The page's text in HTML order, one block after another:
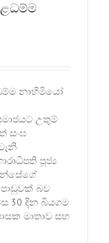
නාහිමියෝ
උතුම්
සංඝ
පූජ්‍ය
බව
30 දින බියගම
මාතාව සහ